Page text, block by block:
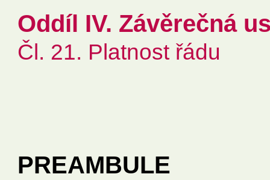
Oddíl IV. Závěrečná
Čl. 21. Platnost řádu
PREAMBULE